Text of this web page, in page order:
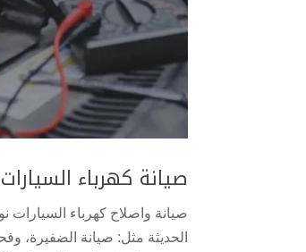
صيانة كهرباء السيارات
صيانة واصلاح كهرباء السيارات
الحديثة مثل: صيانة الضفيرة،